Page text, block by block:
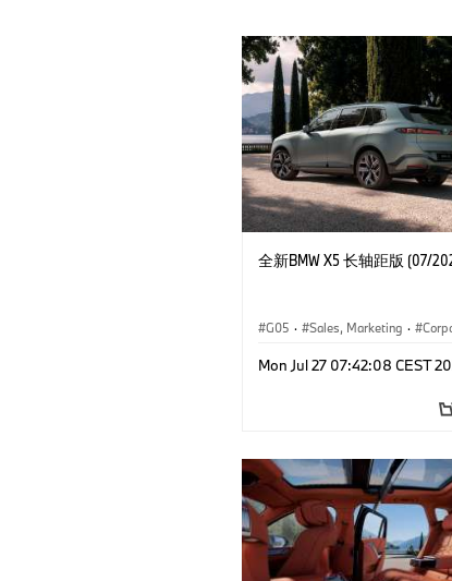
全新BMW X5 长轴距版 (07/
G05 · Sales, Marketing ·
Mon Jul 27 07:42:08 CEST